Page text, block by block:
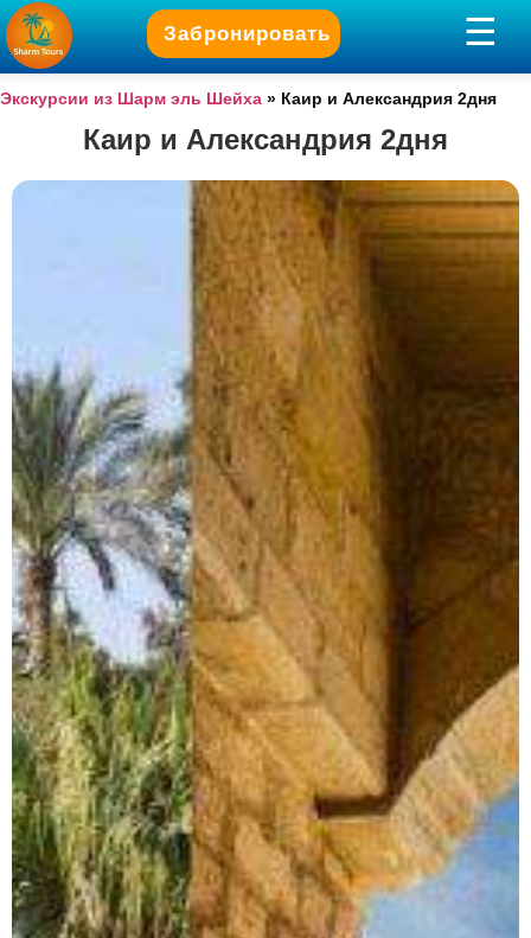
Забронировать
Экскурсии из Шарм эль Шейха » Каир и Александрия 2дня
Каир и Александрия 2дня